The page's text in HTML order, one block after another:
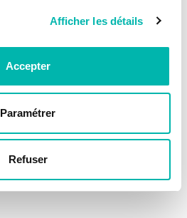
Afficher les détails
Accepter
Paramétrer
Refuser